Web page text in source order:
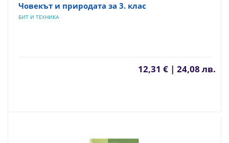
Човекът и природата за 3. клас
БИТ И ТЕХНИКА
12,31 € | 24,08 лв.